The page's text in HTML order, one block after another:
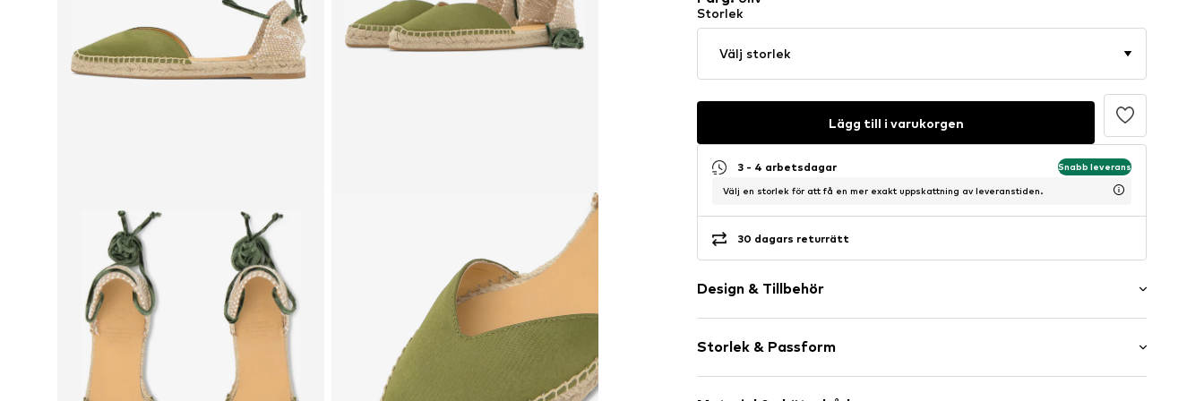
Storlek
Välj storlek
Lägg till i varukorgen
3 - 4 arbetsdagar Snabb leverans
Välj en storlek för att få en mer exakt uppskattning av leveranstiden.
30 dagars returrätt
Design & Tillbehör
Spetsig tå
Snörningslås
Storlek & Passform